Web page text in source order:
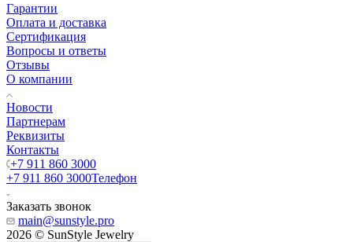
Гарантии
Оплата и доставка
Сертификация
Вопросы и ответы
Отзывы
О компании
Новости
Партнерам
Реквизиты
Контакты
+7 911 860 3000
+7 911 860 3000Телефон
Заказать звонок
main@sunstyle.pro
2026 © SunStyle Jewelry